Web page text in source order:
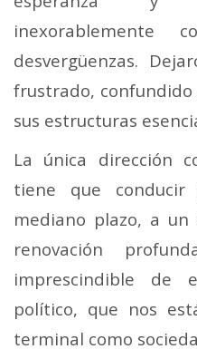
inexorablemente
desvergüenzas.
frustrado, confundido
sus estructuras
La única dirección
tiene que
mediano plazo, a
renovación
imprescindible de
político, que nos
terminal como